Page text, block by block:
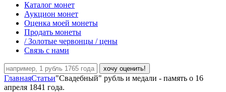
Каталог монет
Аукцион монет
Оценка моей монеты
Продать монеты
/ Золотые червонцы / цены
Связь с нами
хочу оценить!
ГлавнаяСтатьи"Свадебный" рубль и медали - память о 16
апреля 1841 года.